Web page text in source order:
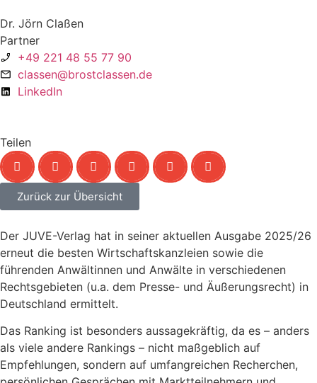
Dr. Jörn Claßen
Partner
+49 221 48 55 77 90
classen@brostclassen.de
LinkedIn
Teilen
Zurück zur Übersicht
Der JUVE-Verlag hat in seiner aktuellen Ausgabe 2025/26
erneut die besten Wirtschaftskanzleien sowie die
führenden Anwältinnen und Anwälte in verschiedenen
Rechtsgebieten (u.a. dem Presse- und Äußerungsrecht) in
Deutschland ermittelt.
Das Ranking ist besonders aussagekräftig, da es – anders
als viele andere Rankings – nicht maßgeblich auf
Empfehlungen, sondern auf umfangreichen Recherchen,